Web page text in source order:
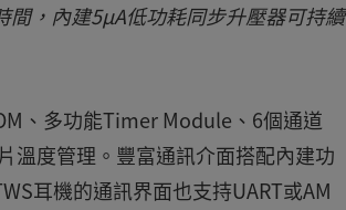
，內建5µA低功耗同步升壓器可持續
、多功能Timer Module、6個通道
溫度管理。豐富通訊介面搭配內建功
耳機的通訊界面也支持UART或AM